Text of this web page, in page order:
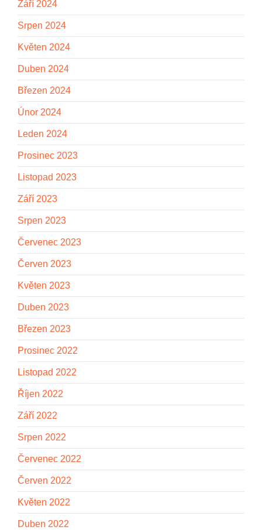
Září 2024
Srpen 2024
Květen 2024
Duben 2024
Březen 2024
Únor 2024
Leden 2024
Prosinec 2023
Listopad 2023
Září 2023
Srpen 2023
Červenec 2023
Červen 2023
Květen 2023
Duben 2023
Březen 2023
Prosinec 2022
Listopad 2022
Říjen 2022
Září 2022
Srpen 2022
Červenec 2022
Červen 2022
Květen 2022
Duben 2022